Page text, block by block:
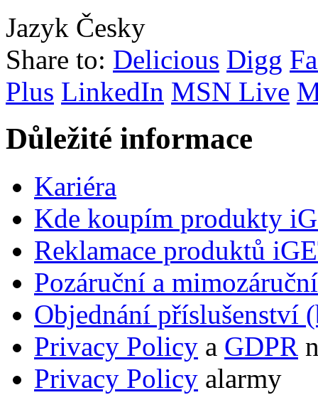
Jazyk Česky
Share to: Delicious Digg
Plus LinkedIn MSN Live
Důležité informace
Kariéra
Kde koupím produkty
Reklamace produktů
Pozáruční a
Objednání příslušenství
Privacy Policy a GDPR
Privacy Policy alarmy